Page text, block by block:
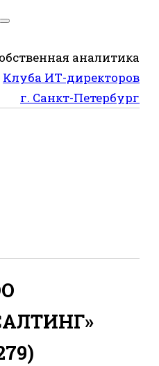
аналитика
Клуба ИТ-директоров
г. Санкт-Петербург